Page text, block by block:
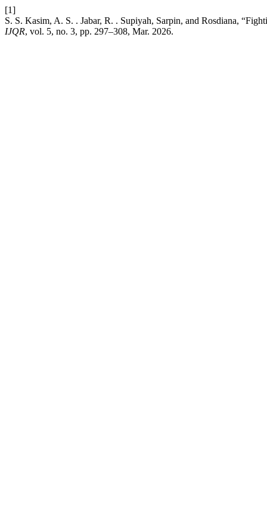
[1]
S. S. Kasim, A. S. . Jabar, R. . Supiyah, Sarpin, and Rosdiana,
IJQR, vol. 5, no. 3, pp. 297–308, Mar. 2026.